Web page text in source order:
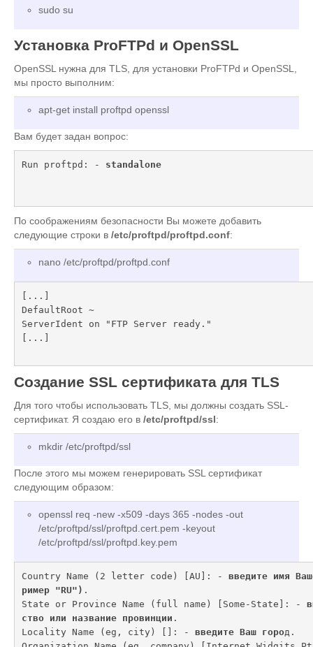
sudo su
Установка ProFTPd и OpenSSL
OpenSSL нужна для TLS, для установки ProFTPd и OpenSSL,
мы просто выполним:
apt-get install proftpd openssl
Вам будет задан вопрос:
Run proftpd: - standalone
По соображениям безопасности Вы можете добавить
следующие строки в /etc/proftpd/proftpd.conf:
nano /etc/proftpd/proftpd.conf
[...]
DefaultRoot ~
ServerIdent on "FTP Server ready."
[...]
Создание SSL сертификата для TLS
Для того чтобы использовать TLS, мы должны создать SSL-
сертификат. Я создаю его в /etc/proftpd/ssl:
mkdir /etc/proftpd/ssl
После этого мы можем генерировать SSL сертификат
следующим образом:
openssl req -new -x509 -days 365 -nodes -out
/etc/proftpd/ssl/proftpd.cert.pem -keyout
/etc/proftpd/ssl/proftpd.key.pem
Country Name (2 letter code) [AU]: - введите имя
ример "RU") .
State or Province Name (full name) [Some-State]: -
ство или название провинции .
Locality Name (eg, city) []: - введите Ваш город.